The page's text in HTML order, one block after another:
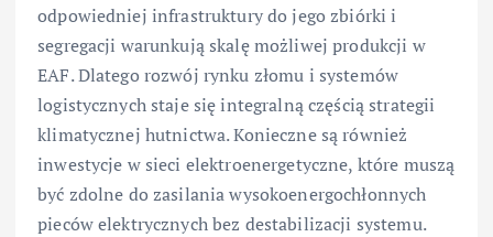
odpowiedniej infrastruktury do jego zbiórki i
segregacji warunkują skalę możliwej produkcji w
EAF. Dlatego rozwój rynku złomu i systemów
logistycznych staje się integralną częścią strategii
klimatycznej hutnictwa. Konieczne są również
inwestycje w sieci elektroenergetyczne, które muszą
być zdolne do zasilania wysokoenergochłonnych
pieców elektrycznych bez destabilizacji systemu.